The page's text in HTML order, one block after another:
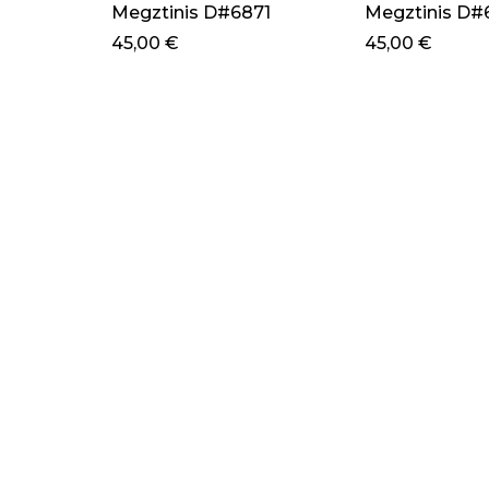
Megztinis D#6871
45,00 €
Megztinis
45,00 €